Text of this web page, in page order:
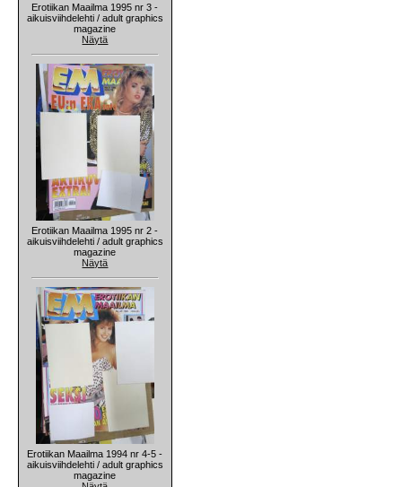
Erotiikan Maailma 1995 nr 3 -
aikuisviihdelehti / adult graphics
magazine
Näytä
Erotiikan Maailma 1995 nr 2 -
aikuisviihdelehti / adult graphics
magazine
Näytä
Erotiikan Maailma 1994 nr 4-5 -
aikuisviihdelehti / adult graphics
magazine